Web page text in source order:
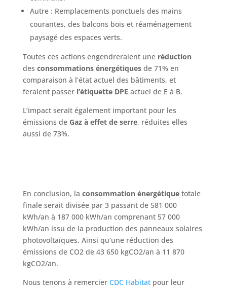
Autre : Remplacements ponctuels des mains
courantes, des balcons bois et réaménagement
paysagé des espaces verts.
Toutes ces actions engendreraient une réduction
des consommations énergétiquesde 71% en
comparaison à l’état actuel des bâtiments, et
feraient passer l’étiquette DPE actuel de E à B.
L’impact serait également important pour les
émissions de Gaz à effet de serre, réduites elles
aussi de 73%.
En conclusion, la consommation énergétiquetotale
finale serait divisée par 3 passant de 581 000
kWh/an à 187 000 kWh/an comprenant 57 000
kWh/an issu de la production des panneaux solaires
photovoltaïques. Ainsi qu’une réduction des
émissions de CO2 de 43 650 kgCO2/an à 11 870
kgCO2/an.
Nous tenons à remercier CDC Habitatpour leur